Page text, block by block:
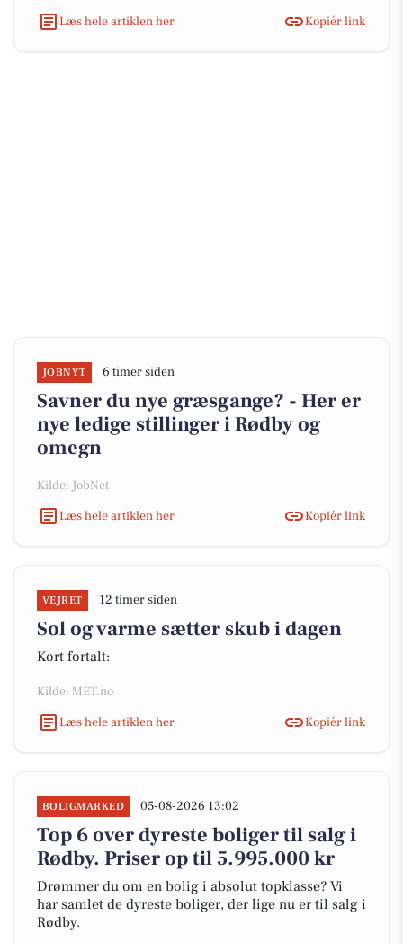
Læs hele artiklen her
Kopiér link
JOBNYT 6 timer siden
Savner du nye græsgange? - Her er
nye ledige stillinger i Rødby og
omegn
Kilde: JobNet
Læs hele artiklen her
Kopiér link
VEJRET 12 timer siden
Sol og varme sætter skub i dagen
Kort fortalt:
Kilde: MET.no
Læs hele artiklen her
Kopiér link
BOLIGMARKED 05-08-2026 13:02
Top 6 over dyreste boliger til salg i
Rødby. Priser op til 5.995.000 kr
Drømmer du om en bolig i absolut topklasse? Vi
har samlet de dyreste boliger, der lige nu er til salg i
Rødby.